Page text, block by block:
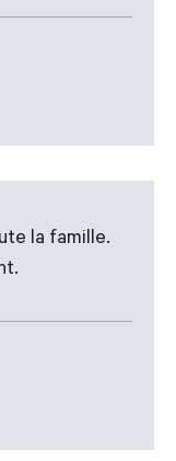
la famille.